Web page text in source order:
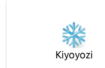
Kiyoyozi